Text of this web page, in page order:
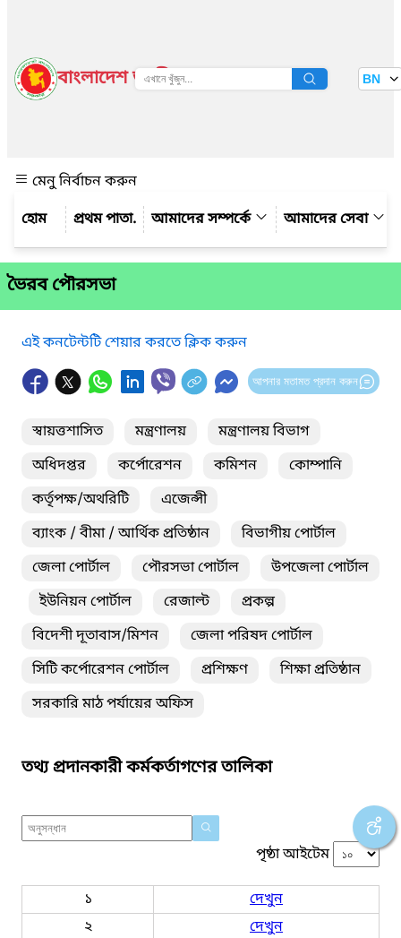
বাংলাদেশ জাতীয় তথ্য বাতায়ন BN
মেনু নির্বাচন করুন
প্রথম পাতা.
আমাদের সম্পর্কে আমাদের সেবা
ভৈরব পৌরসভা
এই কনটেন্টটি শেয়ার করতে ক্লিক করুন
আপনার মতামত প্রদান করুন
স্বায়ত্তশাসিত মন্ত্রণালয়
মন্ত্রণালয় বিভাগ
অধিদপ্তর
কর্পোরেশন কমিশন
কোম্পানি
কর্তৃপক্ষ/অথরিটি
এজেন্সী
ব্যাংক / বীমা / আর্থিক প্রতিষ্ঠান
বিভাগীয় পোর্টাল
জেলা পোর্টাল
পৌরসভা পোর্টাল
উপজেলা পোর্টাল
ইউনিয়ন পোর্টাল
রেজাল্ট
প্রকল্প
বিদেশী দূতাবাস/মিশন
জেলা পরিষদ পোর্টাল
সিটি কর্পোরেশন পোর্টাল
প্রশিক্ষণ
শিক্ষা প্রতিষ্ঠান
সরকারি মাঠ পর্যায়ের অফিস
তথ্য প্রদানকারী কর্মকর্তাগণের তালিকা
পৃষ্ঠা আইটেম
১
দেখুন
২
দেখুন